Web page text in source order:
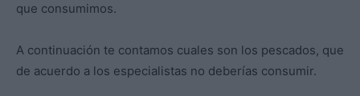
que consumimos.
A continuación te contamos cuales son los pescados, que
de acuerdo a los especialistas no deberías consumir.